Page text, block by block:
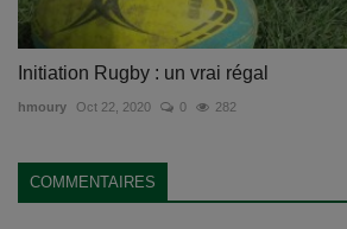
Initiation Rugby : un vrai régal
hmoury Oct 22, 2020 0 282
COMMENTAIRES